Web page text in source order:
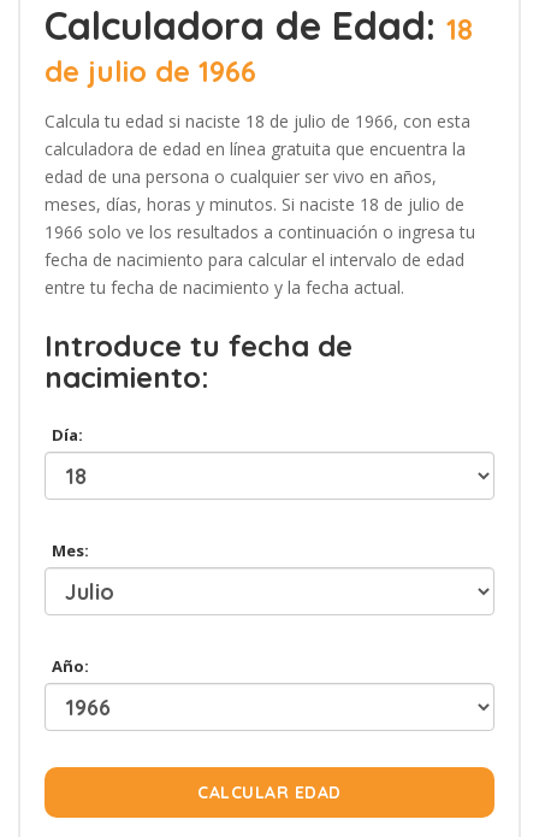
Calculadora de Edad: 18
de julio de 1966
Calcula tu edad si naciste 18 de julio de 1966, con esta
calculadora de edad en línea gratuita que encuentra la
edad de una persona o cualquier ser vivo en años,
meses, días, horas y minutos. Si naciste 18 de julio de
1966 solo ve los resultados a continuación o ingresa tu
fecha de nacimiento para calcular el intervalo de edad
entre tu fecha de nacimiento y la fecha actual.
Introduce tu fecha de
nacimiento:
Día:
Mes:
Año:
CALCULAR EDAD